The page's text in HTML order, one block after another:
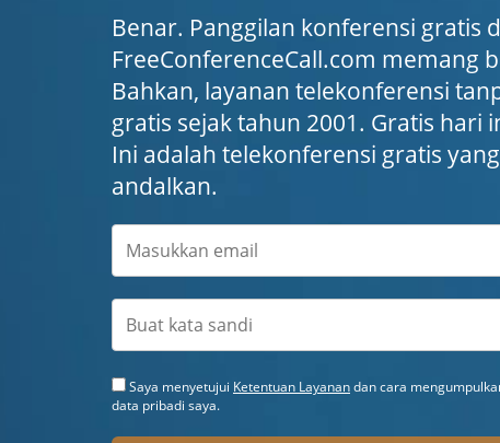
Benar. Panggilan konferensi gratis
FreeConferenceCall.com memang
Bahkan, layanan telekonferensi
gratis sejak tahun 2001. Gratis hari
Ini adalah telekonferensi gratis
andalkan.
Saya menyetujui Ketentuan Layanandan cara
data pribadi saya.